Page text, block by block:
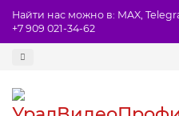
Найти нас можно в: MAX,
+7 909 021-34-62